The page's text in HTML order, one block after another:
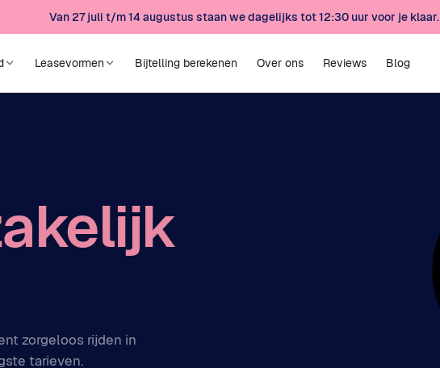
Van 27 juli t/m 14 augustus staan we dagelijks tot 12:30 uur voor je klaar.
Leasevormen Bijtelling berekenen Over ons Reviews Blog
zorgeloos rijden in
tarieven.